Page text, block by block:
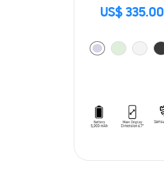
US$ 335.00